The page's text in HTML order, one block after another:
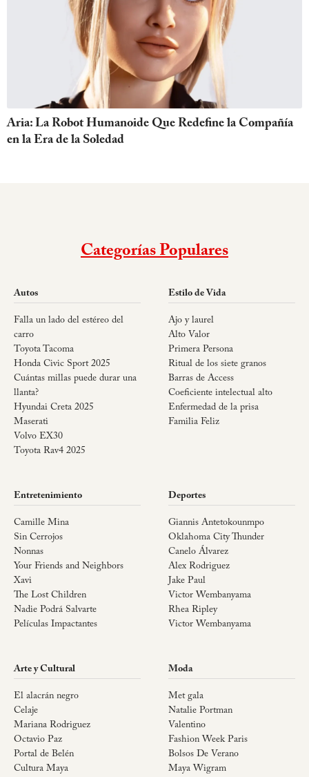
Aria: La Robot Humanoide Que Redefine la Compañía
en la Era de la Soledad
Categorías Populares
Autos
Falla un lado del estéreo del
carro
Toyota Tacoma
Honda Civic Sport 2025
Cuántas millas puede durar una
llanta?
Hyundai Creta 2025
Maserati
Volvo EX30
Toyota Rav4 2025
Estilo de Vida
Ajo y laurel
Alto Valor
Primera Persona
Ritual de los siete granos
Barras de Access
Coeficiente intelectual alto
Enfermedad de la prisa
Familia Feliz
Entretenimiento
Camille Mina
Sin Cerrojos
Nonnas
Your Friends and Neighbors
Xavi
The Lost Children
Nadie Podrá Salvarte
Películas Impactantes
Deportes
Giannis Antetokounmpo
Oklahoma City Thunder
Canelo Álvarez
Alex Rodriguez
Jake Paul
Victor Wembanyama
Rhea Ripley
Victor Wembanyama
Arte y Cultural
El alacrán negro
Celaje
Mariana Rodriguez
Octavio Paz
Portal de Belén
Cultura Maya
Moda
Met gala
Natalie Portman
Valentino
Fashion Week Paris
Bolsos De Verano
Maya Wigram